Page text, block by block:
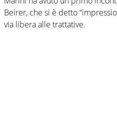
Beirer, che si è detto
via libera alle trattative.